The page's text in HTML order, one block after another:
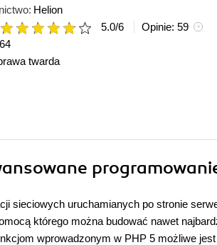
Helion
5.0/6 Opinie: 59
twarda
sieciowych uruchamianych po stronie
którego można budować nawet
wprowadzonym w PHP 5 możliwe